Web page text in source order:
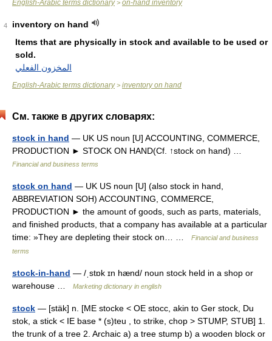
English-Arabic terms dictionary> on-hand inventory
4
inventory on hand
Items that are physically in stock and available to be used or
sold.
المخزون الفعلي
English-Arabic terms dictionary> inventory on hand
См. также в других словарях:
stock in hand — UK US noun [U] ACCOUNTING, COMMERCE,
PRODUCTION ► STOCK ON HAND(Cf. ↑stock on hand) …
Financial and business terms
stock on hand — UK US noun [U] (also stock in hand,
ABBREVIATION SOH) ACCOUNTING, COMMERCE,
PRODUCTION ► the amount of goods, such as parts, materials,
and finished products, that a company has available at a particular
time: »They are depleting their stock on… …
Financial and business
terms
stock-in-hand — /ˌstɒk ɪn hænd/ noun stock held in a shop or
warehouse …
Marketing dictionary in english
stock — [stäk] n. [ME stocke < OE stocc, akin to Ger stock, Du
stok, a stick < IE base * (s)teu , to strike, chop > STUMP, STUB] 1.
the trunk of a tree 2. Archaic a) a tree stump b) a wooden block or